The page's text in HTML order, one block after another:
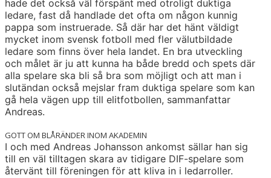
hade det också väl förspänt med otroligt duktiga
ledare, fast då handlade det ofta om någon kunnig
pappa som instruerade. Så där har det hänt väldigt
mycket inom svensk fotboll med fler välutbildade
ledare som finns över hela landet. En bra utveckling
och målet är ju att kunna ha både bredd och spets där
alla spelare ska bli så bra som möjligt och att man i
slutändan också mejslar fram duktiga spelare som kan
gå hela vägen upp till elitfotbollen, sammanfattar
Andreas.
GOTT OM BLÅRÄNDER INOM AKADEMIN
I och med Andreas Johansson ankomst sällar han sig
till en väl tilltagen skara av tidigare DIF-spelare som
återvänt till föreningen för att kliva in i ledarroller.